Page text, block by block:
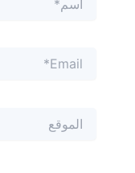
Email*